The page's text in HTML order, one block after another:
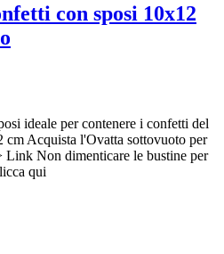
con sposi 10x12
ideale per contenere i confetti del
Acquista l'Ovatta sottovuoto per
Link Non dimenticare le bustine per
qui